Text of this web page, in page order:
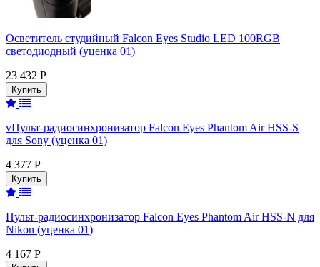
Осветитель студийный Falcon Eyes Studio LED 100RGB
светодиодный (уценка 01)
23 432 Р
vПульт-радиосинхронизатор Falcon Eyes Phantom Air HSS-S
для Sony (уценка 01)
4 377 Р
Пульт-радиосинхронизатор Falcon Eyes Phantom Air HSS-N для
Nikon (уценка 01)
4 167 Р